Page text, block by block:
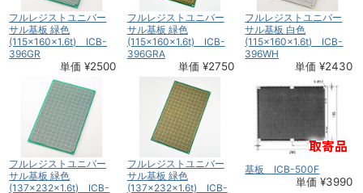
フルレジストユニバー
サル基板 緑色
(115×160×1.6t) ICB-
396GR
単価 ¥2500
フルレジストユニバー
サル基板 緑色
(115×160×1.6t) ICB-
396GRA
単価 ¥2750
フルレジストユニバー
サル基板 白色
(115×160×1.6t) ICB-
396WH
単価 ¥2430
フルレジストユニバー
サル基板 緑色
(137×232×1.6t) ICB-
フルレジストユニバー
サル基板 緑色
(137×232×1.6t) ICB-
基板 ICB-500F
単価 ¥3990